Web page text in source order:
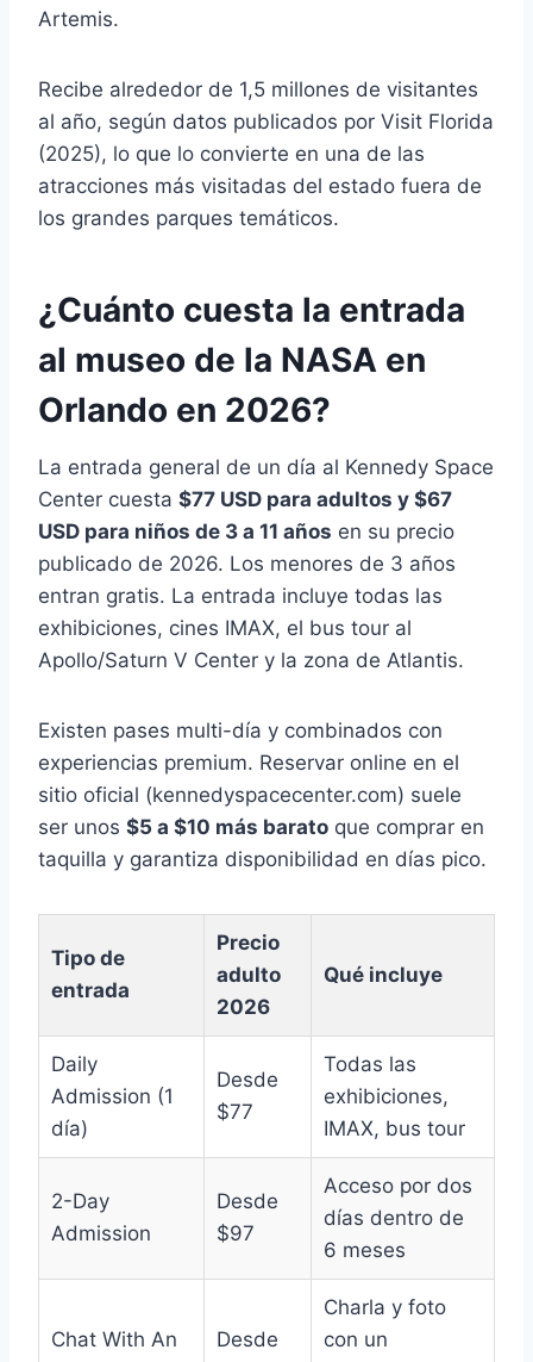
Artemis.
Recibe alrededor de 1,5 millones de visitantes
al año, según datos publicados por Visit Florida
(2025), lo que lo convierte en una de las
atracciones más visitadas del estado fuera de
los grandes parques temáticos.
¿Cuánto cuesta la entrada
al museo de la NASA en
Orlando en 2026?
La entrada general de un día al Kennedy Space
Center cuesta $77 USD para adultos y $67
USD para niños de 3 a 11 años en su precio
publicado de 2026. Los menores de 3 años
entran gratis. La entrada incluye todas las
exhibiciones, cines IMAX, el bus tour al
Apollo/Saturn V Center y la zona de Atlantis.
Existen pases multi-día y combinados con
experiencias premium. Reservar online en el
sitio oficial (kennedyspacecenter.com) suele
ser unos $5 a $10 más barato que comprar en
taquilla y garantiza disponibilidad en días pico.
Tipo de
entrada
Precio
adulto
2026
Qué incluye
Daily
Admission (1
día)
Desde
$77
Todas las
exhibiciones,
IMAX, bus tour
2-Day
Admission
Desde
$97
Acceso por dos
días dentro de
6 meses
Chat With An
Desde
Charla y foto
con un